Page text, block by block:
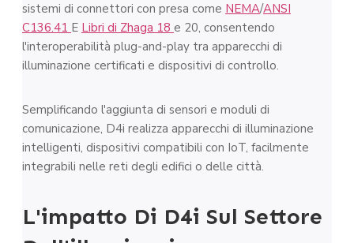
sistemi di connettori con presa come NEMA/ANSI
C136.41 E Libri di Zhaga 18 e 20, consentendo
l'interoperabilità plug-and-play tra apparecchi di
illuminazione certificati e dispositivi di controllo.
Semplificando l'aggiunta di sensori e moduli di
comunicazione, D4i realizza apparecchi di illuminazione
intelligenti, dispositivi compatibili con IoT, facilmente
integrabili nelle reti degli edifici o delle città.
L'impatto Di D4i Sul Settore